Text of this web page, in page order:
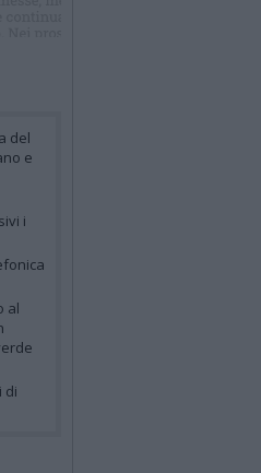
del
e
i
al
di